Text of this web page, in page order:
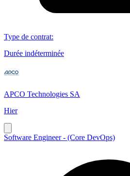
Type de contrat:
Durée indéterminée
APCO Technologies SA
Hier
Software Engineer - (Core DevOps)